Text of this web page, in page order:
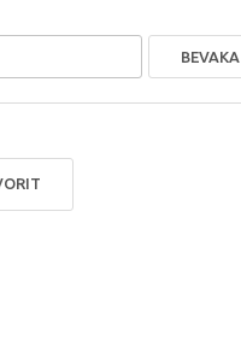
BEVAKA